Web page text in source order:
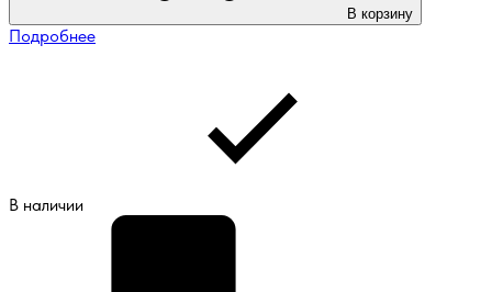
В корзину
Подробнее
В наличии